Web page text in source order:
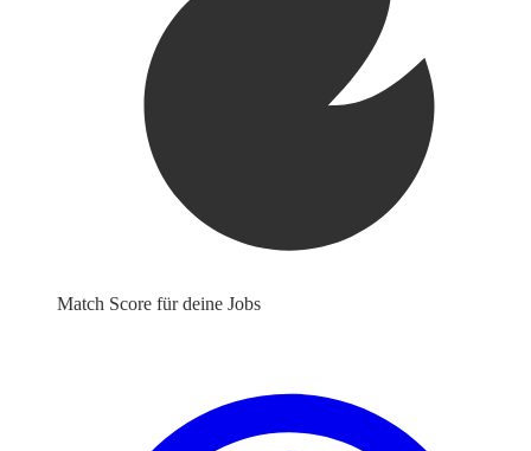
Match Score für deine Jobs